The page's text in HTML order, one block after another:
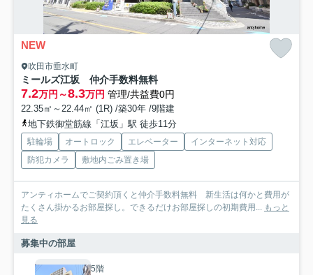
NEW
吹田市垂水町
ミールズ江坂 仲介手数料無料
7.2万円～8.3万円 管理/共益費0円
22.35㎡～22.44㎡ (1R) /築30年 /9階建
地下鉄御堂筋線「江坂」駅 徒歩11分
駐輪場 オートロック エレベーター
インターネット対応
防犯カメラ
敷地内ごみ置き場
アンティホームでご契約頂くと仲介手数料無料 新生活は何かと費用が
たくさん掛かるお部屋探し。できるだけお部屋探しの初期費用...
もっと
見る
募集中の部屋
5階